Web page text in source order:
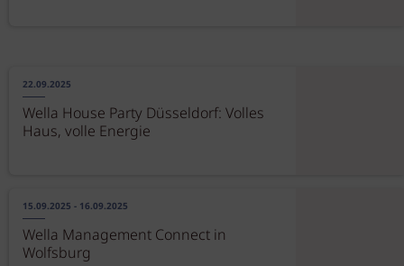
22.09.2025
Wella House Party Düsseldorf: Volles
Haus, volle Energie
15.09.2025 - 16.09.2025
Wella Management Connect in
Wolfsburg